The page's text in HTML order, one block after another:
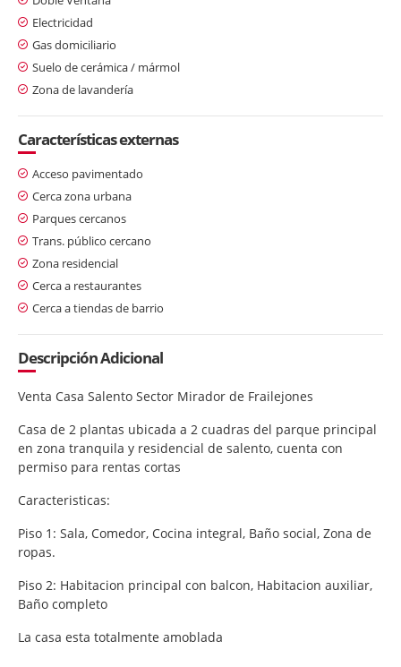
Electricidad
Gas domiciliario
Suelo de cerámica / mármol
Zona de lavandería
Características externas
Acceso pavimentado
Cerca zona urbana
Parques cercanos
Trans. público cercano
Zona residencial
Cerca a restaurantes
Cerca a tiendas de barrio
Descripción Adicional
Venta Casa Salento Sector Mirador de Frailejones
Casa de 2 plantas ubicada a 2 cuadras del parque principal
en zona tranquila y residencial de salento, cuenta con
permiso para rentas cortas
Caracteristicas:
Piso 1: Sala, Comedor, Cocina integral, Baño social, Zona de
ropas.
Piso 2: Habitacion principal con balcon, Habitacion auxiliar,
Baño completo
La casa esta totalmente amoblada